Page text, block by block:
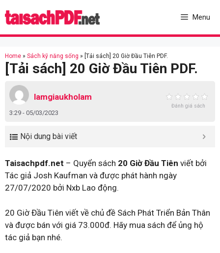
to
Menu
Home » Sách kỹ năng sống » [Tải sách] 20 Giờ Đầu Tiên PDF.
[Tải sách] 20 Giờ Đầu Tiên PDF.
lamgiaukholam
3:29 - 05/03/2023
Đánh giá sách
Nội dung bài viết
Taisachpdf.net – Quyển sách 20 Giờ Đầu Tiên viết bởi
Tác giả Josh Kaufman và được phát hành ngày
27/07/2020 bởi Nxb Lao động.
20 Giờ Đầu Tiên viết về chủ đề Sách Phát Triển Bản Thân
và được bán với giá 73.000đ. Hãy mua sách để ủng hộ
tác giả bạn nhé.